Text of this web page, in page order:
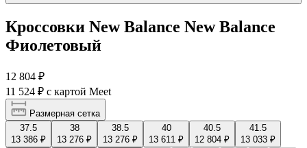
Кроссовки New Balance New Balance
Фиолетовый
12 804 ₽
11 524 ₽ с картой Meet
Размерная сетка
37.5
13 386 ₽
38
13 276 ₽
38.5
13 276 ₽
40
13 611 ₽
40.5
12 804 ₽
41.5
13 033 ₽